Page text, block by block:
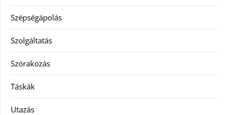
Szépségápolás
Szolgáltatás
Szórakozás
Táskák
Utazás